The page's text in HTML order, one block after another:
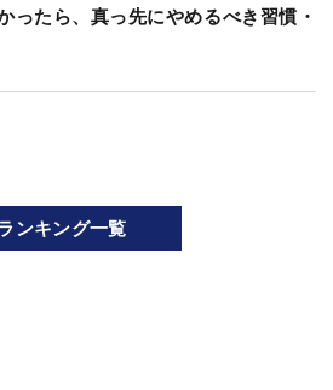
ったら、真っ先にやめるべき習慣・
ンキング一覧